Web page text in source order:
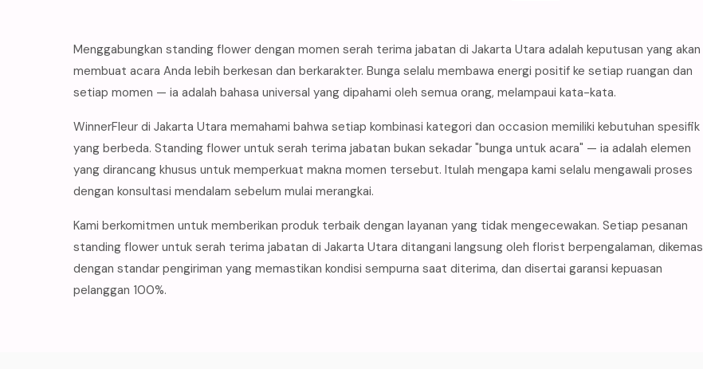
Menggabungkan standing flower dengan momen serah terima jabatan di Jakarta Utara adalah keputusan yang akan
membuat acara Anda lebih berkesan dan berkarakter. Bunga selalu membawa energi positif ke setiap ruangan dan
setiap momen — ia adalah bahasa universal yang dipahami oleh semua orang, melampaui kata-kata.
WinnerFleur di Jakarta Utara memahami bahwa setiap kombinasi kategori dan occasion memiliki kebutuhan spesifik
yang berbeda. Standing flower untuk serah terima jabatan bukan sekadar "bunga untuk acara" — ia adalah elemen
yang dirancang khusus untuk memperkuat makna momen tersebut. Itulah mengapa kami selalu mengawali proses
dengan konsultasi mendalam sebelum mulai merangkai.
Kami berkomitmen untuk memberikan produk terbaik dengan layanan yang tidak mengecewakan. Setiap pesanan
standing flower untuk serah terima jabatan di Jakarta Utara ditangani langsung oleh florist berpengalaman, dikemas
dengan standar pengiriman yang memastikan kondisi sempurna saat diterima, dan disertai garansi kepuasan
pelanggan 100%.